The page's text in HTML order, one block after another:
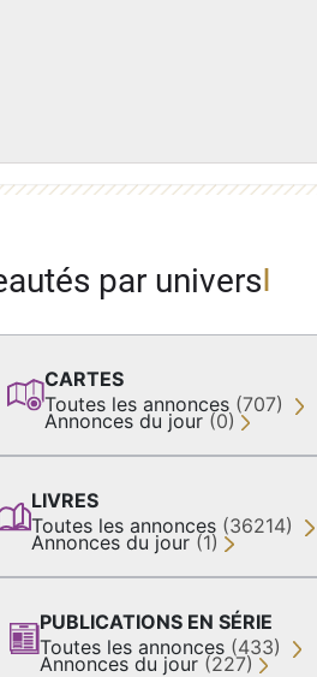
par univers
CARTES
Toutes les annonces (707)
Annonces du jour (0)
LIVRES
Toutes les annonces (36214)
Annonces du jour (1)
PUBLICATIONS EN SÉRIE
Toutes les annonces (433)
Annonces du jour (227)